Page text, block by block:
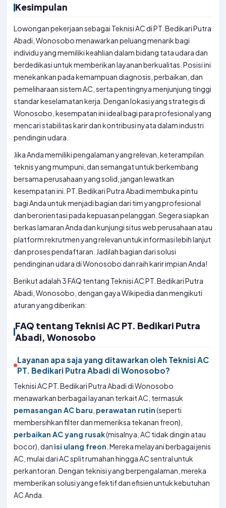
Kesimpulan
Lowongan pekerjaan sebagai Teknisi AC di PT. Bedikari Putra
Abadi, Wonosobo menawarkan peluang menarik bagi
individu yang memiliki keahlian dalam bidang tata udara dan
berdedikasi untuk memberikan layanan berkualitas. Posisi ini
menekankan pada kemampuan diagnosis, perbaikan, dan
pemeliharaan sistem AC, serta pentingnya menjunjung tinggi
standar keselamatan kerja. Dengan lokasi yang strategis di
Wonosobo, kesempatan ini ideal bagi para profesional yang
mencari stabilitas karir dan kontribusi nyata dalam industri
pendingin udara.
Jika Anda memiliki pengalaman yang relevan, keterampilan
teknis yang mumpuni, dan semangat untuk berkembang
bersama perusahaan yang solid, jangan lewatkan
kesempatan ini. PT. Bedikari Putra Abadi membuka pintu
bagi Anda untuk menjadi bagian dari tim yang profesional
dan berorientasi pada kepuasan pelanggan. Segera siapkan
berkas lamaran Anda dan kunjungi situs web perusahaan atau
platform rekrutmen yang relevan untuk informasi lebih lanjut
dan proses pendaftaran. Jadilah bagian dari solusi
pendinginan udara di Wonosobo dan raih karir impian Anda!
Berikut adalah 3 FAQ tentang Teknisi AC PT. Bedikari Putra
Abadi, Wonosobo, dengan gaya Wikipedia dan mengikuti
aturan yang diberikan:
FAQ tentang Teknisi AC PT. Bedikari Putra
Abadi, Wonosobo
Layanan apa saja yang ditawarkan oleh Teknisi AC
PT. Bedikari Putra Abadi di Wonosobo?
Teknisi AC PT. Bedikari Putra Abadi di Wonosobo
menawarkan berbagai layanan terkait AC, termasuk
pemasangan AC baru perawatan rutin(seperti
membersihkan filter dan memeriksa tekanan freon),
perbaikan AC yang rusak(misalnya, AC tidak dingin atau
bocor), dan isi ulang freon . Mereka melayani berbagai jenis
AC, mulai dari AC split rumahan hingga AC sentral untuk
perkantoran. Dengan teknisi yang berpengalaman, mereka
memberikan solusi yang efektif dan efisien untuk kebutuhan
AC Anda.